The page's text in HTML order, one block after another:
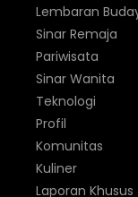
Lembaran
Sinar Remaja
Pariwisata
Sinar Wanita
Teknologi
Profil
Komunitas
Kuliner
Laporan Khusus